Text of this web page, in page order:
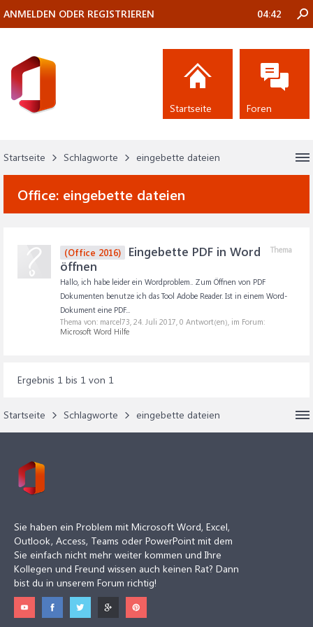
Startseite Schlagworte eingebette dateien
Office: eingebette dateien
Thema
(Office 2016)
Eingebette PDF in Word
öffnen
Hallo, ich habe leider ein Wordproblem.. Zum Öffnen von PDF
Dokumenten benutze ich das Tool Adobe Reader. Ist in einem Word-
Dokument eine PDF...
Thema von: marcel73, 24. Juli 2017, 0 Antwort(en), im Forum:
Microsoft Word Hilfe
Ergebnis 1 bis 1 von 1
Startseite Schlagworte eingebette dateien
ANMELDEN ODER REGISTRIEREN 04:42
Startseite Foren
Sie haben ein Problem mit Microsoft Word, Excel,
Outlook, Access, Teams oder PowerPoint mit dem
Sie einfach nicht mehr weiter kommen und Ihre
Kollegen und Freund wissen auch keinen Rat? Dann
bist du in unserem Forum richtig!